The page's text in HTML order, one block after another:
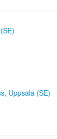
Uppsala (SE)